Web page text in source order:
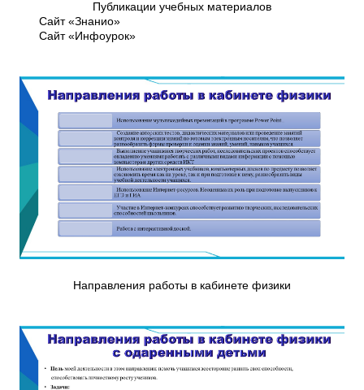
Публикации учебных материалов
Сайт «Знанио»
Сайт «Инфоурок»
Направления работы в кабинете физики